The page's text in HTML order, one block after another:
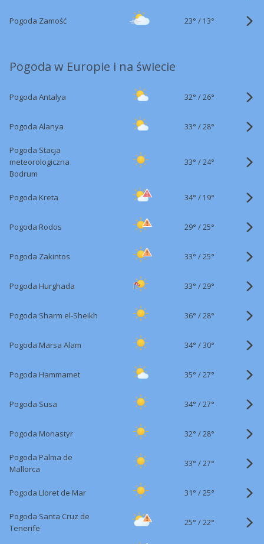
Pogoda Zamość 23° / 13°
Pogoda w Europie i na świecie
Pogoda Antalya 32° /26°
Pogoda Alanya 33° /28°
Pogoda Stacja
meteorologiczna
Bodrum
33° /24°
Pogoda Kreta 34° / 19°
Pogoda Rodos 29° /25°
Pogoda Zakintos 33° /25°
Pogoda Hurghada 33° /29°
Pogoda Sharm el-Sheikh 36° /28°
Pogoda Marsa Alam 34° /30°
Pogoda Hammamet 35° /27°
Pogoda Susa 34° /27°
Pogoda Monastyr 32° /28°
Pogoda Palma de
Mallorca
33° /27°
Pogoda Lloret de Mar 31° /25°
Pogoda Santa Cruz de
Tenerife
25° /22°